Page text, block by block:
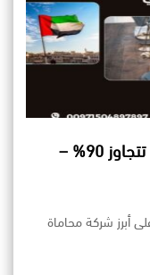
شركة محاماة دبي | نسبة نجاحنا تتجاوز 90% –
أبرز شركة محاماة